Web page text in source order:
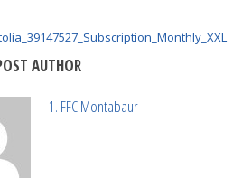
AUTHOR
1. FFC Montabaur